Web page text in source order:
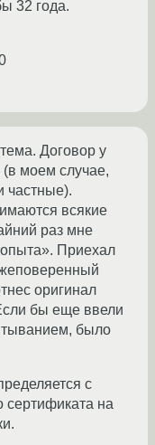
32 года.
Договор у
моем случае,
частные).
всякие
раз мне
Приехал
оригинал
бы еще ввели
было
с
сертификата на